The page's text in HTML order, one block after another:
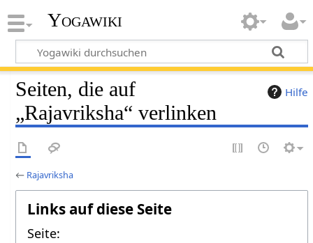
Yogawiki
Hilfe
Seiten, die auf
„Rajavriksha“ verlinken
← Rajavriksha
Links auf diese Seite
Seite: